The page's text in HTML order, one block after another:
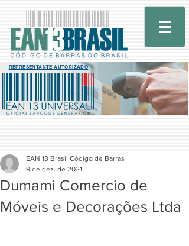
REPRESENTANTE AUTORIZADO
Dumami Comercio de
Móveis e Decorações Ltda
EAN 13 Brasil Código de Barras
9 de dez. de 2021